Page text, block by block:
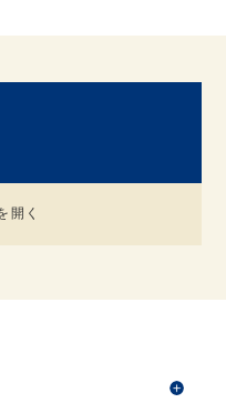
開く